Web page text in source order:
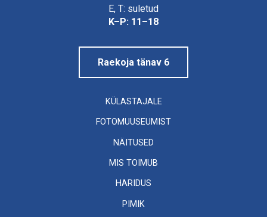
E, T: suletud
K–P: 11–18
Raekoja tänav 6
KÜLASTAJALE
FOTOMUUSEUMIST
NÄITUSED
MIS TOIMUB
HARIDUS
PIMIK